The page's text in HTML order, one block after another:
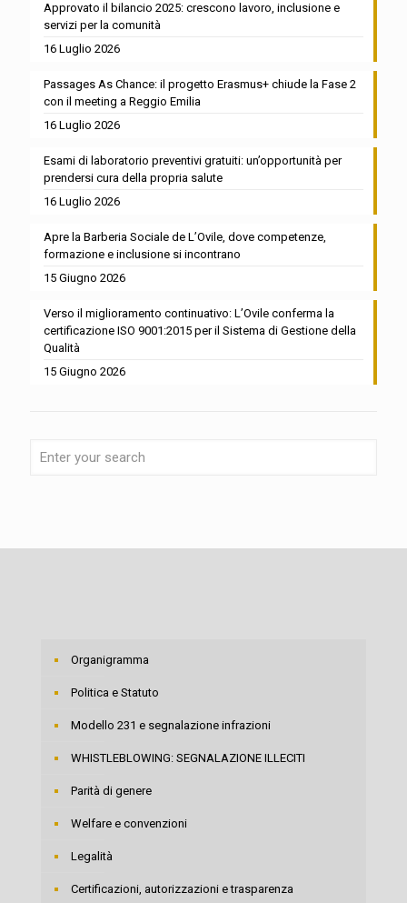
Approvato il bilancio 2025: crescono lavoro, inclusione e
servizi per la comunità
16 Luglio 2026
Passages As Chance: il progetto Erasmus+ chiude la Fase 2
con il meeting a Reggio Emilia
16 Luglio 2026
Esami di laboratorio preventivi gratuiti: un’opportunità per
prendersi cura della propria salute
16 Luglio 2026
Apre la Barberia Sociale de L’Ovile, dove competenze,
formazione e inclusione si incontrano
15 Giugno 2026
Verso il miglioramento continuativo: L’Ovile conferma la
certificazione ISO 9001:2015 per il Sistema di Gestione della
Qualità
15 Giugno 2026
Organigramma
Politica e Statuto
Modello 231 e segnalazione infrazioni
WHISTLEBLOWING: SEGNALAZIONE ILLECITI
Parità di genere
Welfare e convenzioni
Legalità
Certificazioni, autorizzazioni e trasparenza